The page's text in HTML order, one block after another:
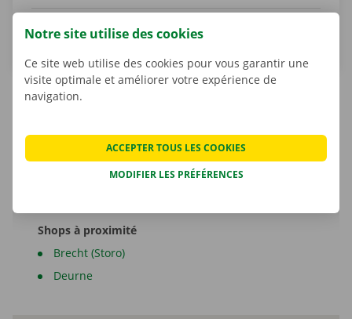
Itinéraire
Matheusz Kulesza
Shop Manager
Shops à proximité
Brecht (Storo)
Deurne
Notre site utilise des cookies
Ce site web utilise des cookies pour vous garantir une
visite optimale et améliorer votre expérience de
navigation.
MODIFIER LES PRÉFÉRENCES
ACCEPTER TOUS LES COOKIES